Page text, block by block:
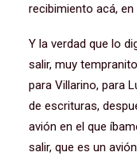
recibimiento acá, en
Y la verdad que lo
salir, muy
para Villarino, para
de escrituras,
avión en el que
salir, que es un